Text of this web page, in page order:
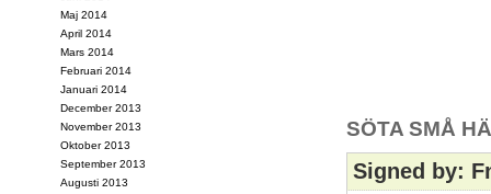
SÖTA SMÅ
Signed by:
Maj 2014
April 2014
Mars 2014
Februari 2014
Januari 2014
December 2013
November 2013
Oktober 2013
September 2013
Augusti 2013